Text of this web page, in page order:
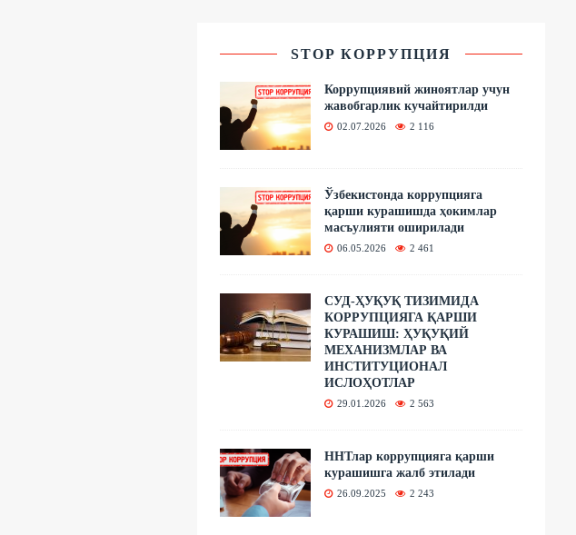
STOP КОРРУПЦИЯ
Коррупциявий жиноятлар учун
жавобгарлик кучайтирилди
02.07.2026 2 116
Ўзбекистонда коррупцияга
қарши курашишда ҳокимлар
масъулияти оширилади
06.05.2026 2 461
СУД-ҲУҚУҚ ТИЗИМИДА
КОРРУПЦИЯГА ҚАРШИ
КУРАШИШ: ҲУҚУҚИЙ
МЕХАНИЗМЛАР ВА
ИНСТИТУЦИОНАЛ
ИСЛОҲОТЛАР
29.01.2026 2 563
ННТлар коррупцияга қарши
курашишга жалб этилади
26.09.2025 2 243